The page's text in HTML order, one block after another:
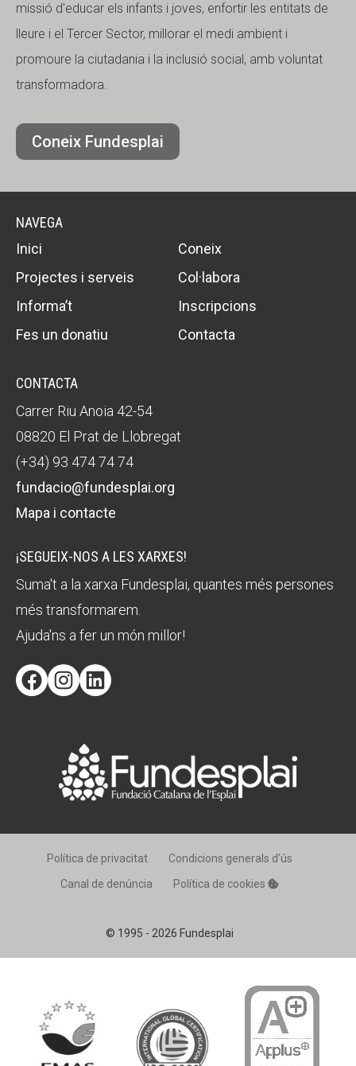
missió d'educar els infants i joves, enfortir les entitats de
lleure i el Tercer Sector, millorar el medi ambient i
promoure la ciutadania i la inclusió social, amb voluntat
transformadora.
Coneix Fundesplai
NAVEGA
Inici
Coneix
Projectes i serveis
Col·labora
Informa’t
Inscripcions
Fes un donatiu
Contacta
CONTACTA
Carrer Riu Anoia 42-54
08820 El Prat de Llobregat
(+34) 93 474 74 74
fundacio@fundesplai.org
Mapa i contacte
¡SEGUEIX-NOS A LES XARXES!
Suma't a la xarxa Fundesplai, quantes més persones
més transformarem.
Ajuda'ns a fer un món millor!
FacebookInstagram
LinkedIn
© 1995 - 2026 Fundesplai
Política de privacitat
Condicions generals d’ús
Canal de denúncia
Política de cookies